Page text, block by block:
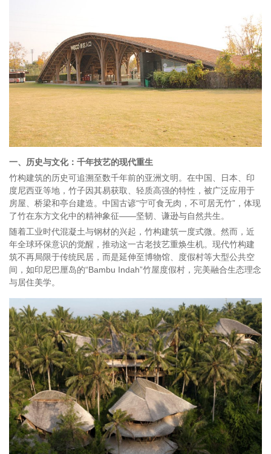
一、历史与文化：千年技艺的现代重生
竹构建筑的历史可追溯至数千年前的亚洲文明。在中国、日本、印
度尼西亚等地，竹子因其易获取、轻质高强的特性，被广泛应用于
房屋、桥梁和亭台建造。中国古谚“宁可食无肉，不可居无竹”，体现
了竹在东方文化中的精神象征——坚韧、谦逊与自然共生。
随着工业时代混凝土与钢材的兴起，竹构建筑一度式微。然而，近
年全球环保意识的觉醒，推动这一古老技艺重焕生机。现代竹构建
筑不再局限于传统民居，而是延伸至博物馆、度假村等大型公共空
间，如印尼巴厘岛的“Bambu Indah”竹屋度假村，完美融合生态理念
与居住美学。